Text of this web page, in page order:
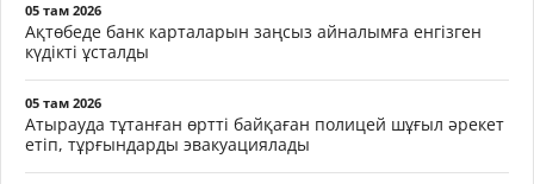
05 там 2026
Ақтөбеде банк карталарын заңсыз айналымға енгізген
күдікті ұсталды
05 там 2026
Атырауда тұтанған өртті байқаған полицей шұғыл әрекет
етіп, тұрғындарды эвакуациялады